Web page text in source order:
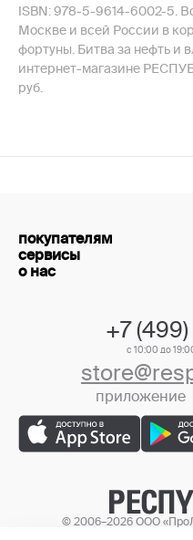
ISBN: 978-5-9614-6002-5.
Москве и всей России в
фортуны. Битва за нефть и
интернет-магазине
руб.
покупателям
сервисы
о нас
+7
с 10:00 до
приложение
© 2006–2026 ООО